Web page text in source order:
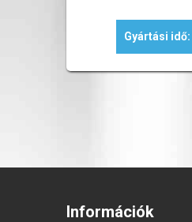
Gyártási idő:
Információk